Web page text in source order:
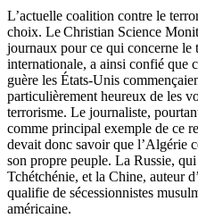
L’actuelle coalition contre le
choix. Le Christian Science
journaux pour ce qui concerne le
internationale, a ainsi confié que
guère les États-Unis
particulièrement heureux de les
terrorisme. Le journaliste,
comme principal exemple de ce
devait donc savoir que l’Algérie
son propre peuple. La Russie,
Tchétchénie, et la Chine, auteur
qualifie de sécessionnistes
américaine.